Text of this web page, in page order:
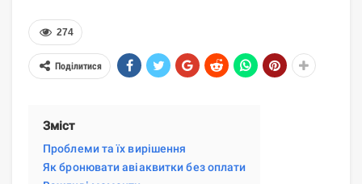
274
Поділитися
Зміст
Проблеми та їх вирішення
Як бронювати авіаквитки без оплати